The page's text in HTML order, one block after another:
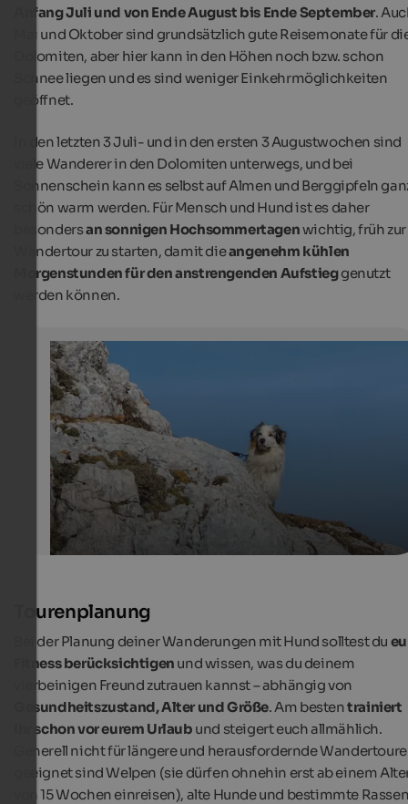
Wandern mit Hund in den Dolomiten
Im Hochsommer kann es an sonnigen Felswänden
Höhe sehr warm werden.
Internet Consulting | Adam Ungericht
Anfang Juli und von Ende August bis Ende September.
Mai und Oktober sind grundsätzlich gute Reisemonate für
Dolomiten, aber hier kann in den Höhen noch bzw. schon
Schnee liegen und es sind weniger Einkehrmöglichkeiten
geöffnet.
In den letzten 3 Juli- und in den ersten 3 Augustwochen sind
viele Wanderer in den Dolomiten unterwegs, und bei
Sonnenschein kann es selbst auf Almen und Berggipfeln
schön warm werden. Für Mensch und Hund ist es daher
besondersan sonnigen Hochsommertagenwichtig, früh zur
Wandertour zu starten, damit dieangenehm kühlen
Morgenstunden für den anstrengenden Aufstieggenutzt
werden können.
Tourenplanung
Bei der Planung deiner Wanderungen mit Hund solltest du
Fitness berücksichtigen und wissen, was du deinem
vierbeinigen Freund zutrauen kannst – abhängig von
Gesundheitszustand, Alter und Größe. Am bestentrainiert
ihr schon vor eurem Urlaub und steigert euch allmählich.
Generell nicht für längere und herausfordernde
geeignet sind Welpen (sie dürfen ohnehin erst ab einem
von 15 Wochen einreisen), alte Hunde und bestimmte